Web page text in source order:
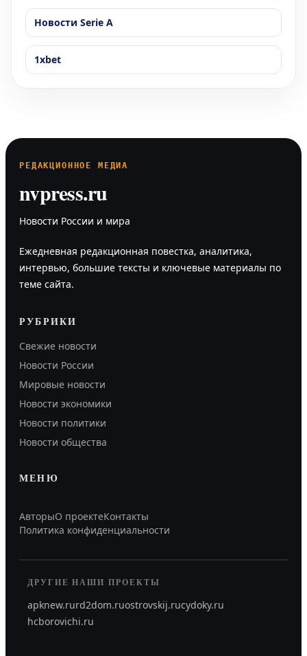
Новости Serie A
1xbet
РЕДАКЦИОННОЕ МЕДИА
nvpress.ru
Новости России и мира
Ежедневная редакционная повестка, аналитика,
интервью, большие тексты и ключевые материалы по
теме сайта.
РУБРИКИ
Свежие новости
Новости России
Мировые новости
Новости экономики
Новости политики
Новости общества
МЕНЮ
АвторыО проектеКонтакты
Политика конфиденциальности
ДРУГИЕ НАШИ ПРОЕКТЫ
apknew.rurd2dom.ruostrovskij.rucydoky.ru
hcborovichi.ru